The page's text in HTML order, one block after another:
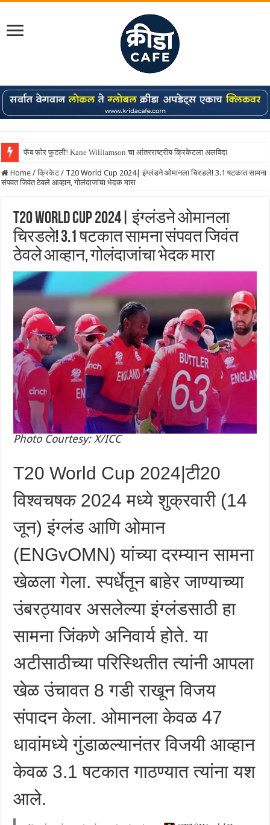
फॅब फोर फुटली! Kane Williamson चा आंतरराष्ट्रीय क्रिकेटला अलविदा
Shreyas Iyer कॅप्टन झाला! टी20 ची पुन्हा मुंबईकराच्या खांद्यावर, एशियन गेम्स…
Home / क्रिकेट / T20 World Cup 2024| इंग्लंडने ओमानला चिरडले! 3.1 षटकात सामना
संपवत जिवंत ठेवले आव्हान, गोलंदाजांचा भेदक मारा
T20 World Cup 2024| इंग्लंडने ओमानला
चिरडले! 3.1 षटकात सामना संपवत जिवंत
ठेवले आव्हान, गोलंदाजांचा भेदक मारा
Photo Courtesy: X/ICC
T20 World Cup 2024|टी20
विश्वचषक 2024 मध्ये शुक्रवारी (14
जून) इंग्लंड आणि ओमान
(ENGvOMN) यांच्या दरम्यान सामना
खेळला गेला. स्पर्धेतून बाहेर जाण्याच्या
उंबरठ्यावर असलेल्या इंग्लंडसाठी हा
सामना जिंकणे अनिवार्य होते. या
अटीसाठीच्या परिस्थितीत त्यांनी आपला
खेळ उंचावत 8 गडी राखून विजय
संपादन केला. ओमानला केवळ 47
धावांमध्ये गुंडाळल्यानंतर विजयी आव्हान
केवळ 3.1 षटकात गाठण्यात त्यांना यश
आले.